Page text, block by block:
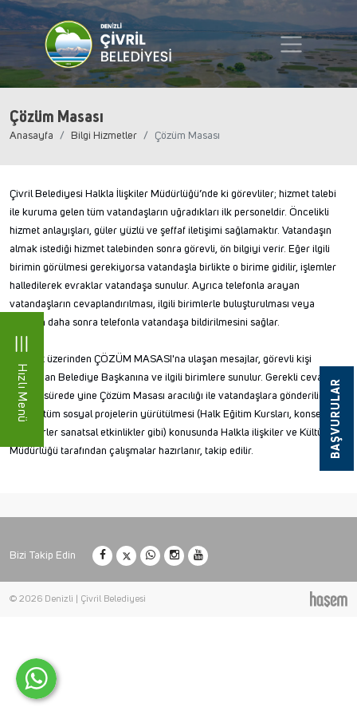
Hızlı Menü BAŞVURULAR
Çözüm Masası
Anasayfa Bilgi Hizmetler Çözüm Masası
Çivril Belediyesi Halkla İlişkiler Müdürlüğü’nde ki görevliler; hizmet talebi
ile kuruma gelen tüm vatandaşların uğradıkları ilk personeldir. Öncelikli
hizmet anlayışları, güler yüzlü ve şeffaf iletişimi sağlamaktır. Vatandaşın
almak istediği hizmet talebinden sonra görevli, ön bilgiyi verir. Eğer ilgili
birimin görülmesi gerekiyorsa vatandaşla birlikte o birime gidilir, işlemler
halledilerek evraklar vatandaşa sunulur. Ayrıca telefonla arayan
vatandaşların cevaplandırılması, ilgili birimlerle buluşturulması veya
cevabın daha sonra telefonla vatandaşa bildirilmesini sağlar.
İnternet üzerinden ÇÖZÜM MASASI'na ulaşan mesajlar, görevli kişi
tarafından Belediye Başkanına ve ilgili birimlere sunulur. Gerekli cevaplar
en kısa sürede yine Çözüm Masası aracılığı ile vatandaşlara gönderilir.
Ayrıca tüm sosyal projelerin yürütülmesi (Halk Eğitim Kursları, konserler,
seminerler sanatsal etkinlikler gibi) konusunda Halkla ilişkiler ve Kültür
Müdürlüğü tarafından çalışmalar hazırlanır, takip edilir.
Bizi Takip Edin
© 2026 Denizli | Çivril Belediyesi